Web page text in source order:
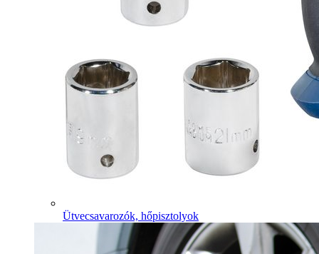
Ütvecsavarozók, hőpisztolyok